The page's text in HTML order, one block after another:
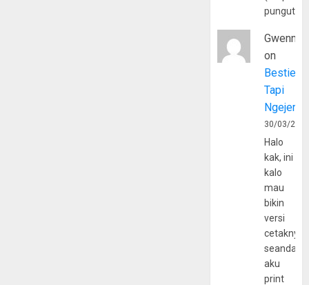
Gwenny
on
Bestie
Tapi
30/03/
Halo
kak, ini
kalo
mau
bikin
versi
cetaknya
aku
print